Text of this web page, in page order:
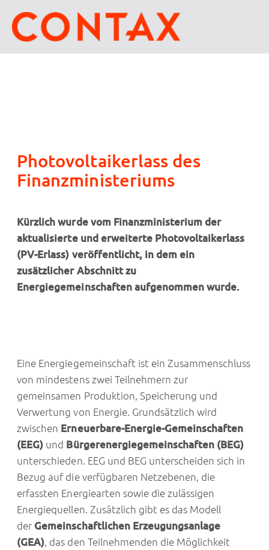
Photovoltaikerlass des
Finanzministeriums
Kürzlich wurde vom Finanzministerium der
aktualisierte und erweiterte Photovoltaikerlass
(PV-Erlass) veröffentlicht, in dem ein
zusätzlicher Abschnitt zu
Energiegemeinschaften aufgenommen wurde.
Eine Energiegemeinschaft ist ein Zusammenschluss
von mindestens zwei Teilnehmern zur
gemeinsamen Produktion, Speicherung und
Verwertung von Energie. Grundsätzlich wird
zwischen Erneuerbare-Energie-Gemeinschaften
(EEG) und Bürgerenergiegemeinschaften (BEG)
unterschieden. EEG und BEG unterscheiden sich in
Bezug auf die verfügbaren Netzebenen, die
erfassten Energiearten sowie die zulässigen
Energiequellen. Zusätzlich gibt es das Modell
der Gemeinschaftlichen Erzeugungsanlage
(GEA), das den Teilnehmenden die Möglichkeit